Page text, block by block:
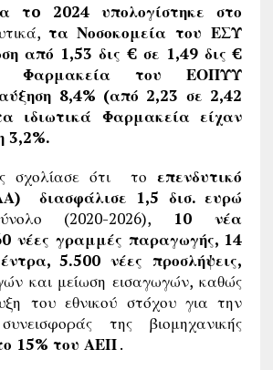
τo 2024 υπολογίστηκε στο
τα Νοσοκομεία του ΕΣΥ
από 1,53 δις € σε 1,49 δις €
Φαρμακεία του ΕΟΠΥΥ
8,4% (από 2,23 σε 2,42
ιδιωτικά Φαρμακεία είχαν
3,2%.
σχολίασε ότι τοεπενδυτικό
διασφάλισε 1,5 δισ. ευρώ
(2020-2026), 10 νέα
νέες γραμμές παραγωγής, 14
5.500 νέες προσλήψεις,
και μείωση εισαγωγών, καθώς
του εθνικού στόχου για την
της βιομηχανικής
15% του ΑΕΠ.